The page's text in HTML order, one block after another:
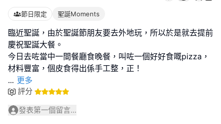
節日限定 聖誕Moments
臨近聖誕，由於聖誕節朋友要去外地玩，所以於是就去提前
慶祝聖誕大餐。
今日去咗當中一間餐廳食晚餐，叫咗一個好好食嘅pizza，
... 更多
評分
發表第一個留言...